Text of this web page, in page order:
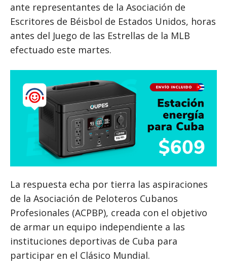
ante representantes de la Asociación de
Escritores de Béisbol de Estados Unidos, horas
antes del Juego de las Estrellas de la MLB
efectuado este martes.
La respuesta echa por tierra las aspiraciones
de la Asociación de Peloteros Cubanos
Profesionales (ACPBP), creada con el objetivo
de armar un equipo independiente a las
instituciones deportivas de Cuba para
participar en el Clásico Mundial.